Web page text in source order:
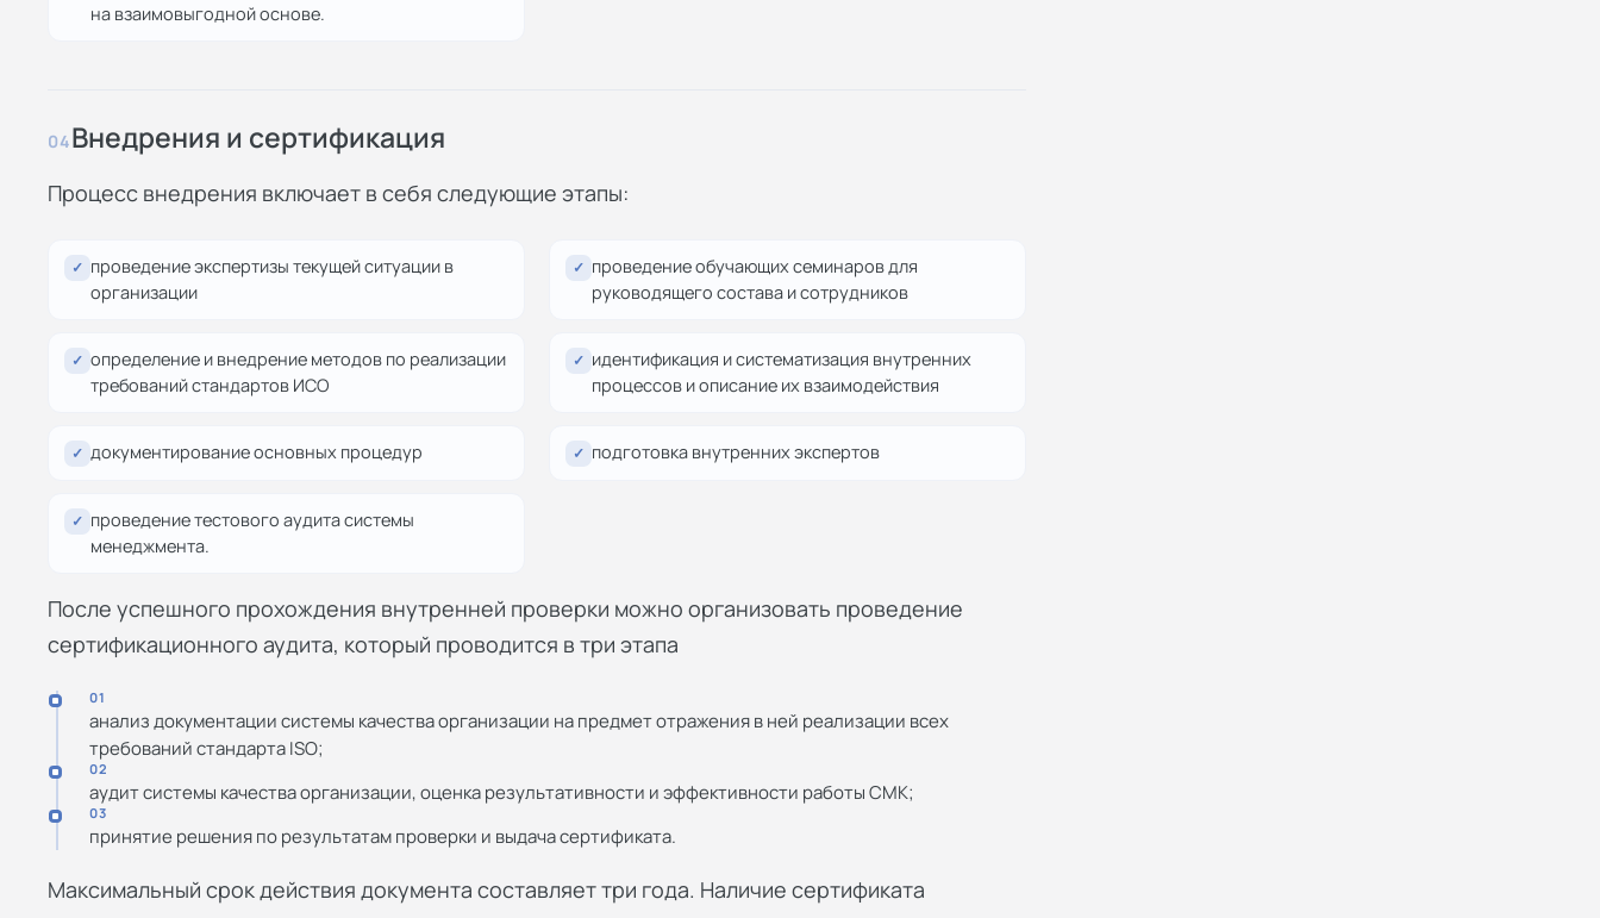
на взаимовыгодной основе.
04Внедрения и сертификация
Процесс внедрения включает в себя следующие этапы:
✓ проведение экспертизы текущей ситуации в
организации
✓ проведение обучающих семинаров для
руководящего состава и сотрудников
✓ определение и внедрение методов по реализации
требований стандартов ИСО
✓ идентификация и систематизация внутренних
процессов и описание их взаимодействия
✓ документирование основных процедур ✓ подготовка внутренних экспертов
✓ проведение тестового аудита системы
менеджмента.
После успешного прохождения внутренней проверки можно организовать проведение
сертификационного аудита, который проводится в три этапа
01
анализ документации системы качества организации на предмет отражения в ней реализации всех
требований стандарта ISO;
02
аудит системы качества организации, оценка результативности и эффективности работы СМК;
03
принятие решения по результатам проверки и выдача сертификата.
Максимальный срок действия документа составляет три года. Наличие сертификата